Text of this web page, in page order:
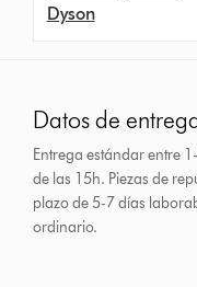
Dyson
Datos de
Entrega estándar entre
de las 15h. Piezas de
plazo de 5-7 días
ordinario.